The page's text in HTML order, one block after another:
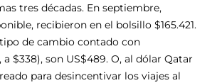
tres décadas. En septiembre,
recibieron en el bolsillo $165.421.
de cambio contado con
a $338), son US$489. O, al dólar Qatar
para desincentivar los viajes al